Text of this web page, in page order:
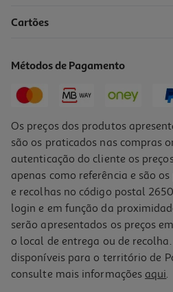
Mini Garfo Actuel Em Madeira Pack
Cartões
Métodos de Pagamento
Os preços dos produtos
são os praticados nas compras
autenticação do cliente os
apenas como referência e são
e recolhas no código postal
login e em função da
serão apresentados os preços
o local de entrega ou de
disponíveis para o território de
consulte mais informações aqui.